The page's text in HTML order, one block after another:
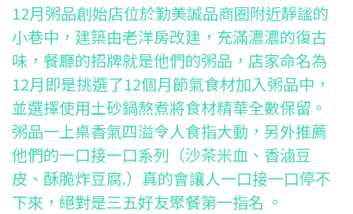
12月粥品創始店位於勤美誠品商圈附近靜謐的
小巷中，建築由老洋房改建，充滿濃濃的復古
味，餐廳的招牌就是他們的粥品，店家命名為
12月即是挑選了12個月節氣食材加入粥品中，
並選擇使用土砂鍋熬煮將食材精華全數保留。
粥品一上桌香氣四溢令人食指大動，另外推薦
他們的一口接一口系列（沙茶米血、香滷豆
皮、酥脆炸豆腐.）真的會讓人一口接一口停不
下來，絕對是三五好友聚餐第一指名 。